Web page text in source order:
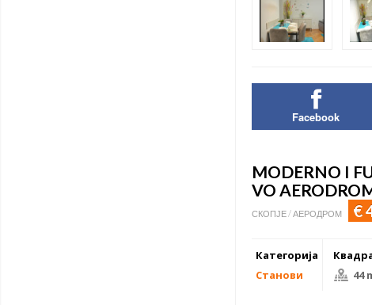
Facebook
MODERNO I
VO
СКОПЈЕ / АЕРОДРОМ €
Категорија
Станови
44